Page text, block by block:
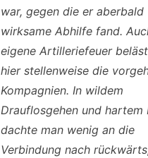
war, gegen die er aberbald
wirksame Abhilfe fand.
eigene Artilleriefeuer
hier stellenweise die
Kompagnien. In wildem
Drauflosgehen und hartem
dachte man wenig an die
Verbindung nach